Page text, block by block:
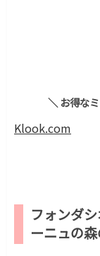
＼ お得な
Klook.com
フォンダ
ーニュの